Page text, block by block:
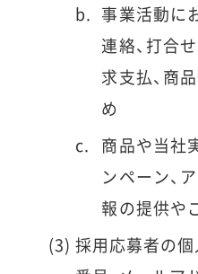
事業活動に
連絡、打合
求支払、商
め
商品や当社
ンペーン、
報の提供や
採用応募者の個